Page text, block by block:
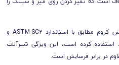
شیرآلات جاستایم از جنس برنج با روکش کروم مطابق با استاندارد ASTM-SC2 و
کرده است، این ویژگی شیرآلات
در برابر فرسایش است.